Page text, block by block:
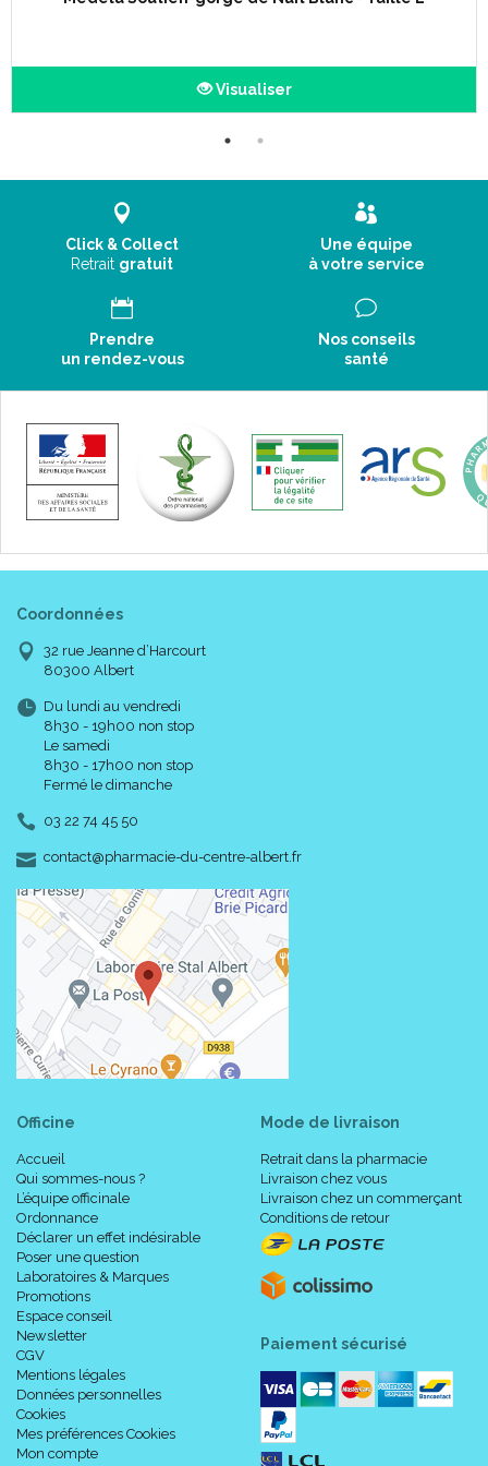
Visualiser
Click & Collect
Retrait gratuit
Une équipe
à votre service
Prendre
un rendez-vous
Nos conseils
santé
Coordonnées
32 rue Jeanne d’Harcourt
80300 Albert
Du lundi au vendredi
8h30 - 19h00 non stop
Le samedi
8h30 - 17h00 non stop
Fermé le dimanche
03 22 74 45 50
contact-
@-
pharmacie-du-centre-albert.fr
Officine
Accueil
Qui sommes-nous ?
L’équipe officinale
Ordonnance
Déclarer un effet indésirable
Poser une question
Laboratoires & Marques
Promotions
Espace conseil
Newsletter
CGV
Mentions légales
Données personnelles
Cookies
Mes préférences Cookies
Mon compte
Mode de livraison
Retrait dans la pharmacie
Livraison chez vous
Livraison chez un commerçant
Conditions de retour
Paiement sécurisé